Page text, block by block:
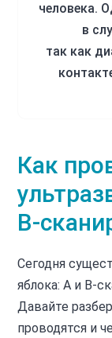
человека.
в
так как
Как
Сегодня
яблока: А и В-
Давайте
проводятся и